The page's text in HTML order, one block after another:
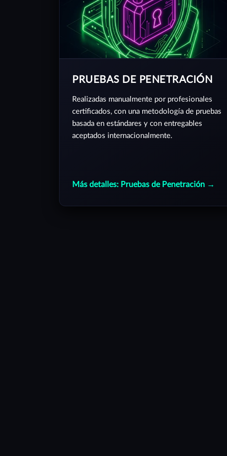
PRUEBAS DE PENETRACIÓN
Realizadas manualmente por profesionales
certificados, con una metodología de pruebas
basada en estándares y con entregables
aceptados internacionalmente.
Más detalles: Pruebas de Penetración →